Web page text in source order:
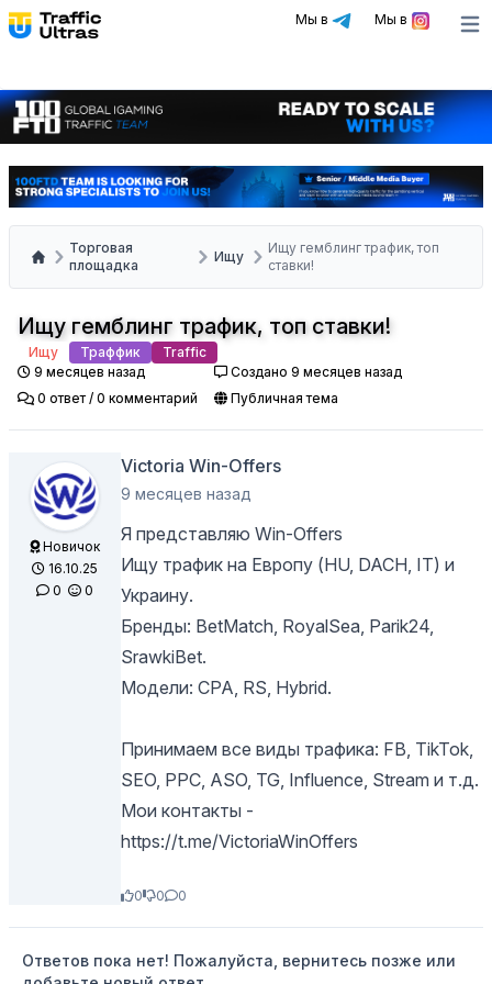
Мы в Мы в
Торговая
площадка
Ищу
Ищу гемблинг трафик, топ
ставки!
Ищу гемблинг трафик, топ ставки!
Ищу Траффик
Traffic
9 месяцев назад
Создано 9 месяцев назад
0 ответ / 0 комментарий
Публичная тема
Новичок
16.10.25
0
0
Victoria Win-Offers
9 месяцев назад
Я представляю Win-Offers
Ищу трафик на Европу (HU, DACH, IT) и
Украину.
Бренды: BetMatch, RoyalSea, Parik24,
SrawkiBet.
Модели: CPA, RS, Hybrid.
Принимаем все виды трафика: FB, TikTok,
SEO, PPC, ASO, TG, Influence, Stream и т.д.
Мои контакты -
https://t.me/VictoriaWinOffers
0 0 0
Ответов пока нет! Пожалуйста, вернитесь позже или